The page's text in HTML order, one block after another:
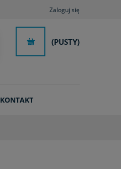
Zaloguj się
(PUSTY)
KONTAKT